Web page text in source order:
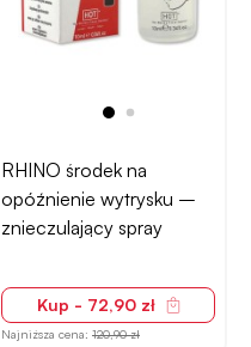
RHINO środek na
opóźnienie wytrysku –
znieczulający spray
Kup - 72,90 zł
Najniższa cena: 120,90 zł